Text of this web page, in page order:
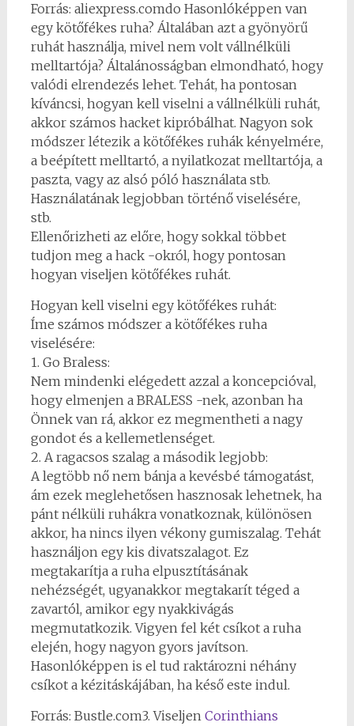
Forrás: aliexpress.comdo Hasonlóképpen van
egy kötőfékes ruha? Általában azt a gyönyörű
ruhát használja, mivel nem volt vállnélküli
melltartója? Általánosságban elmondható, hogy
valódi elrendezés lehet. Tehát, ha pontosan
kíváncsi, hogyan kell viselni a vállnélküli ruhát,
akkor számos hacket kipróbálhat. Nagyon sok
módszer létezik a kötőfékes ruhák kényelmére,
a beépített melltartó, a nyilatkozat melltartója, a
paszta, vagy az alsó póló használata stb.
Használatának legjobban történő viselésére,
stb.
Ellenőrizheti az előre, hogy sokkal többet
tudjon meg a hack -okról, hogy pontosan
hogyan viseljen kötőfékes ruhát.
Hogyan kell viselni egy kötőfékes ruhát:
Íme számos módszer a kötőfékes ruha
viselésére:
1. Go Braless:
Nem mindenki elégedett azzal a koncepcióval,
hogy elmenjen a BRALESS -nek, azonban ha
Önnek van rá, akkor ez megmentheti a nagy
gondot és a kellemetlenséget.
2. A ragacsos szalag a második legjobb:
A legtöbb nő nem bánja a kevésbé támogatást,
ám ezek meglehetősen hasznosak lehetnek, ha
pánt nélküli ruhákra vonatkoznak, különösen
akkor, ha nincs ilyen vékony gumiszalag. Tehát
használjon egy kis divatszalagot. Ez
megtakarítja a ruha elpusztításának
nehézségét, ugyanakkor megtakarít téged a
zavartól, amikor egy nyakkivágás
megmutatkozik. Vigyen fel két csíkot a ruha
elején, hogy nagyon gyors javítson.
Hasonlóképpen is el tud raktározni néhány
csíkot a kézitáskájában, ha késő este indul.
Forrás: Bustle.com3. Viseljen Corinthians